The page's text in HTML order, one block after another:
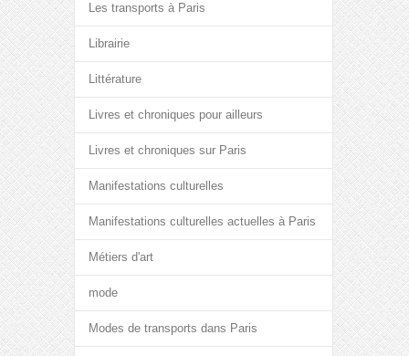
Les transports à Paris
Librairie
Littérature
Livres et chroniques pour ailleurs
Livres et chroniques sur Paris
Manifestations culturelles
Manifestations culturelles actuelles à Paris
Métiers d'art
mode
Modes de transports dans Paris